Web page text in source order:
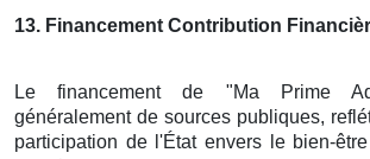
13. Financement Contribution
Le financement de "Ma Prime
généralement de sources publiques,
participation de l'État envers le bien-